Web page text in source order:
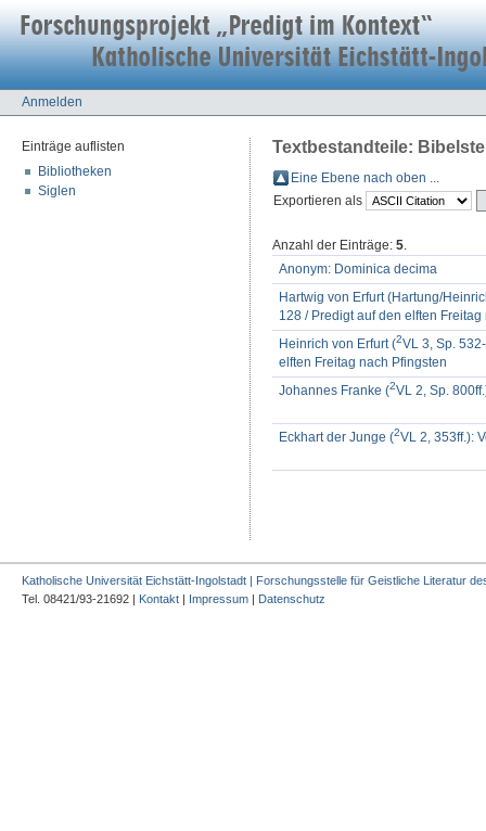
Anmelden
Einträge auflisten
Bibliotheken
Siglen
Textbestandteile:
Eine Ebene nach oben ...
Exportieren als
Anzahl der Einträge: 5.
Anonym: Dominica decima
Hartwig von Erfurt (Hartung/
128 / Predigt auf den elften
Heinrich von Erfurt (2VL 3, Sp.
elften Freitag nach Pfingsten
Johannes Franke (2VL 2, Sp.
Eckhart der Junge (2VL 2, 353ff.):
Katholische Universität Eichstätt-Ingolstadt | Forschungsstelle für Geistliche Literatur
Tel. 08421/93-21692 | Kontakt | Impressum | Datenschutz